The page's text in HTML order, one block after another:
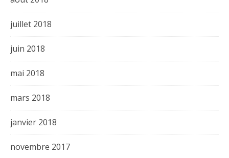
juillet 2018
juin 2018
mai 2018
mars 2018
janvier 2018
novembre 2017